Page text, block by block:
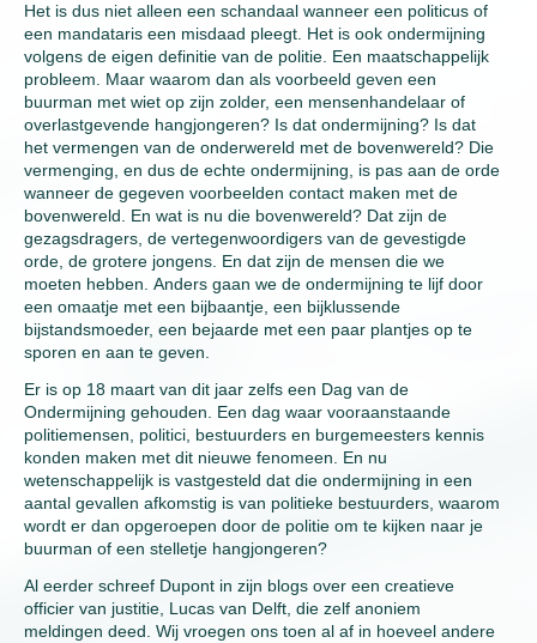
Het is dus niet alleen een schandaal wanneer een politicus of
een mandataris een misdaad pleegt. Het is ook ondermijning
volgens de eigen definitie van de politie. Een maatschappelijk
probleem. Maar waarom dan als voorbeeld geven een
buurman met wiet op zijn zolder, een mensenhandelaar of
overlastgevende hangjongeren? Is dat ondermijning? Is dat
het vermengen van de onderwereld met de bovenwereld? Die
vermenging, en dus de echte ondermijning, is pas aan de orde
wanneer de gegeven voorbeelden contact maken met de
bovenwereld. En wat is nu die bovenwereld? Dat zijn de
gezagsdragers, de vertegenwoordigers van de gevestigde
orde, de grotere jongens. En dat zijn de mensen die we
moeten hebben. Anders gaan we de ondermijning te lijf door
een omaatje met een bijbaantje, een bijklussende
bijstandsmoeder, een bejaarde met een paar plantjes op te
sporen en aan te geven.
Er is op 18 maart van dit jaar zelfs een Dag van de
Ondermijning gehouden. Een dag waar vooraanstaande
politiemensen, politici, bestuurders en burgemeesters kennis
konden maken met dit nieuwe fenomeen. En nu
wetenschappelijk is vastgesteld dat die ondermijning in een
aantal gevallen afkomstig is van politieke bestuurders, waarom
wordt er dan opgeroepen door de politie om te kijken naar je
buurman of een stelletje hangjongeren?
Al eerder schreef Dupont in zijn blogs over een creatieve
officier van justitie, Lucas van Delft, die zelf anoniem
meldingen deed. Wij vroegen ons toen al af in hoeveel andere